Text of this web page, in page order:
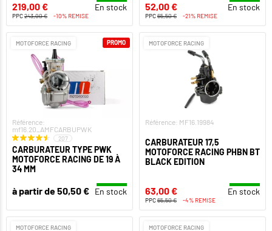
219,00 € En stock
PPC243,00 € -10% REMISE
52,00 € En stock
PPC65,50 € -21% REMISE
MOTOFORCE RACING
Référence:
mf16.20_AMFCARBUPWK
207
CARBURATEUR TYPE PWK
MOTOFORCE RACING DE 19 À
34 MM
à partir de 50,50 € En stock
PROMO MOTOFORCE RACING
Référence: MF16.19984
CARBURATEUR 17,5
MOTOFORCE RACING PHBN BT
BLACK EDITION
63,00 € En stock
PPC65,50 € -4% REMISE
MOTOFORCE RACING MOTOFORCE RACING